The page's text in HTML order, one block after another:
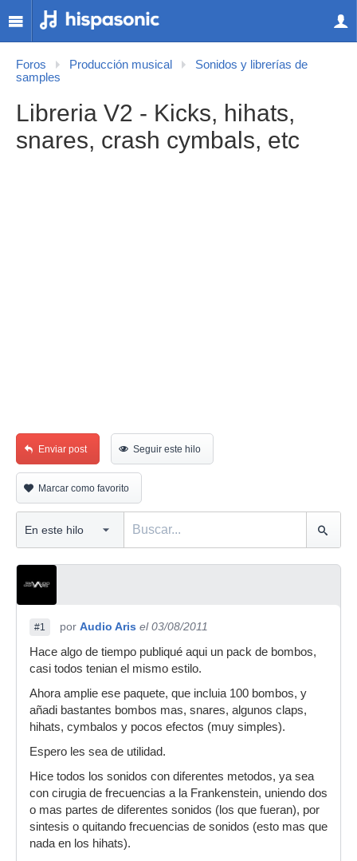
Foros Producción musical
Sonidos y librerías de
samples
Libreria V2 - Kicks, hihats,
snares, crash cymbals, etc
Enviar post Seguir este hilo
Marcar como favorito
#1 por Audio Aris el 03/08/2011
Hace algo de tiempo publiqué aqui un pack de bombos,
casi todos tenian el mismo estilo.
Ahora amplie ese paquete, que incluia 100 bombos, y
añadi bastantes bombos mas, snares, algunos claps,
hihats, cymbalos y pocos efectos (muy simples).
Espero les sea de utilidad.
Hice todos los sonidos con diferentes metodos, ya sea
con cirugia de frecuencias a la Frankenstein, uniendo dos
o mas partes de diferentes sonidos (los que fueran), por
sintesis o quitando frecuencias de sonidos (esto mas que
nada en los hihats).